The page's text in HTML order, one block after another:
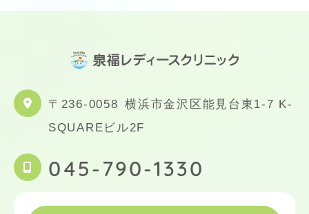
〒236-0058 横浜市金沢区能見台東1-7 K-
SQUAREビル2F
045-790-1330